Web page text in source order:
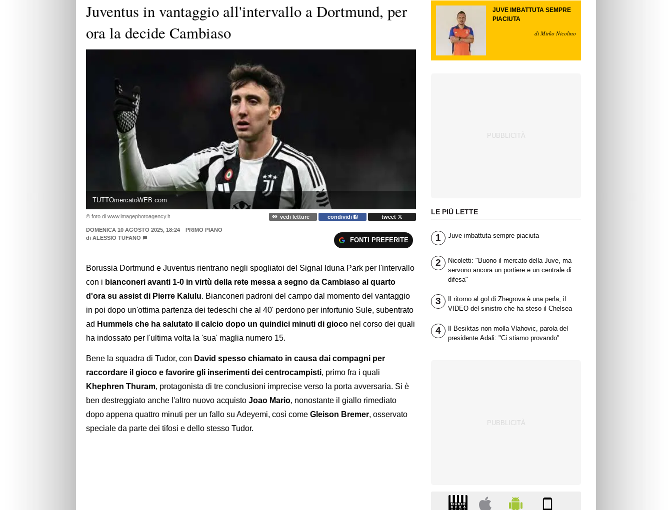
Juventus in vantaggio all'intervallo a Dortmund, per
ora la decide Cambiaso
TUTTOmercatoWEB.com
© foto di www.imagephotoagency.it vedi letture condividi tweet
DOMENICA 10 AGOSTO 2025, 18:24
PRIMO PIANO
di ALESSIO TUFANO FONTI PREFERITE
Borussia Dortmund e Juventus rientrano negli spogliatoi del Signal Iduna Park per l'intervallo
con i bianconeri avanti 1-0 in virtù della rete messa a segno da Cambiaso al quarto
d'ora su assist di Pierre Kalulu. Bianconeri padroni del campo dal momento del vantaggio
in poi dopo un'ottima partenza dei tedeschi che al 40' perdono per infortunio Sule, subentrato
ad Hummels che ha salutato il calcio dopo un quindici minuti di gioco nel corso dei quali
ha indossato per l'ultima volta la 'sua' maglia numero 15.
Bene la squadra di Tudor, con David spesso chiamato in causa dai compagni per
raccordare il gioco e favorire gli inserimenti dei centrocampisti, primo fra i quali
Khephren Thuram, protagonista di tre conclusioni imprecise verso la porta avversaria. Si è
ben destreggiato anche l'altro nuovo acquisto Joao Mario, nonostante il giallo rimediato
dopo appena quattro minuti per un fallo su Adeyemi, così come Gleison Bremer, osservato
speciale da parte dei tifosi e dello stesso Tudor.
JUVE IMBATTUTA SEMPRE
PIACIUTA
di Mirko Nicolino
LE PIÙ LETTE
1 Juve imbattuta sempre piaciuta
2
Nicoletti: "Buono il mercato della Juve, ma
servono ancora un portiere e un centrale di
difesa"
3
Il ritorno al gol di Zhegrova è una perla, il
VIDEO del sinistro che ha steso il Chelsea
4
Il Besiktas non molla Vlahovic, parola del
presidente Adali: "Ci stiamo provando"